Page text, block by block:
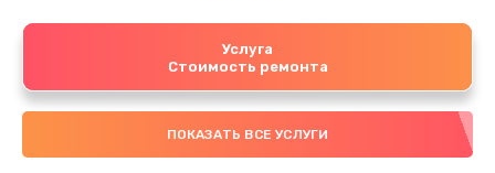
Услуга
Стоимость ремонта
ПОКАЗАТЬ ВСЕ УСЛУГИ